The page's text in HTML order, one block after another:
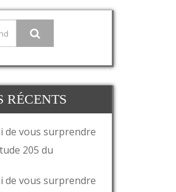
RÉCENTS
de vous surprendre
205 du
de vous surprendre